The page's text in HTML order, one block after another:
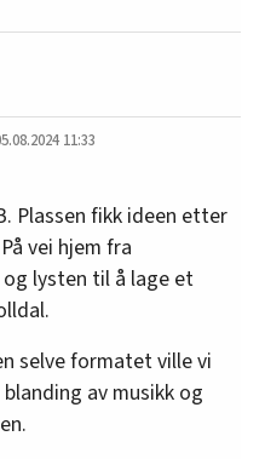
11:33
Plassen fikk ideen etter
vei hjem fra
lysten til å lage et
selve formatet ville vi
av musikk og